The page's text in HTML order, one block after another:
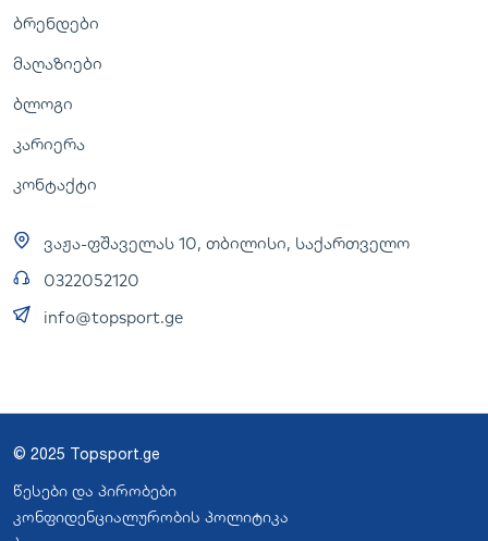
ბრენდები
მაღაზიები
ბლოგი
კარიერა
კონტაქტი
ვაჟა-ფშაველას 10, თბილისი, საქართველო
0322052120
info@topsport.ge
© 2025 Topsport.ge
წესები და პირობები
კონფიდენციალურობის პოლიტიკა